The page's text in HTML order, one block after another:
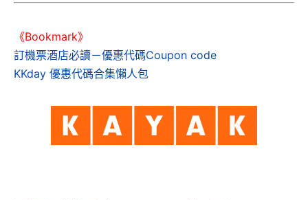
《Bookmark》
訂機票酒店必讀－優惠代碼Coupon code
KKday 優惠代碼合集懶人包